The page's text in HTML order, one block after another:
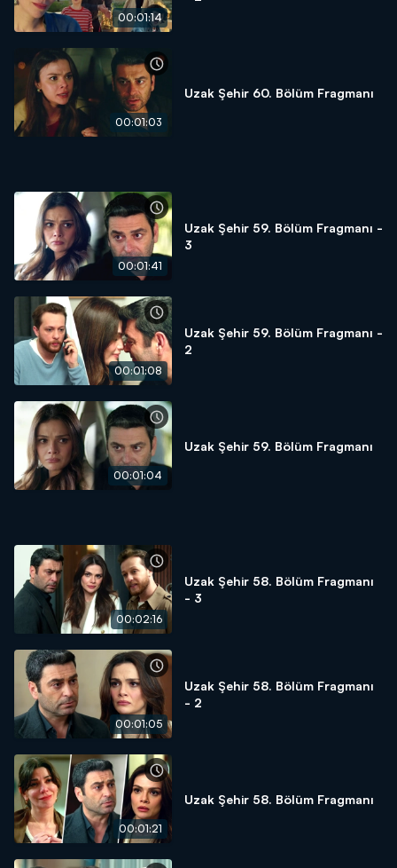
00:01:14
00:01:03
Uzak Şehir 60. Bölüm Fragmanı
00:01:41
Uzak Şehir 59. Bölüm Fragmanı -
3
00:01:08
Uzak Şehir 59. Bölüm Fragmanı -
2
00:01:04
Uzak Şehir 59. Bölüm Fragmanı
00:02:16
Uzak Şehir 58. Bölüm Fragmanı
- 3
00:01:05
Uzak Şehir 58. Bölüm Fragmanı
- 2
00:01:21
Uzak Şehir 58. Bölüm Fragmanı